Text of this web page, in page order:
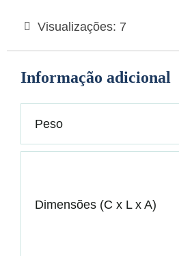
Visualizações: 7
Informação adicional
Peso
Dimensões (C x L x A)